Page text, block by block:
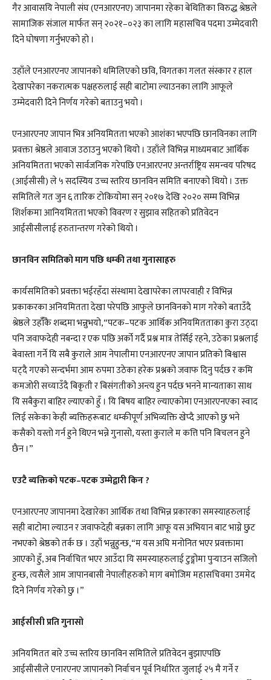
गैर आवासयि नेपाली संघ (एनआरएनए) जापानमा रहेका बेथितिका विरुद्ध श्रेष्ठले
सामाजिक संजाल मार्फत सन् २०२१–०२३ का लागि महासचिव पदमा उम्मेदवारी
दिने घोषणा गर्नुभएको हो ।
उहाँले एनआरएनए जापानको धमिलिएको छवि, विगतका गलत संस्कार र हाल
देखापरेका नकरात्मक पक्षहरुलाई सही बाटोमा ल्याउनका लागि आफूले
उम्मेदवारी दिने निर्णय गरेको बताउनु भयो ।
एनआरएनए जापान भित्र अनियमितता भएको आशंका भएपछि छानविनका लागि
प्रवक्ता श्रेष्ठले आवाज उठाउनु भएको थियो । उहाँले विभिन्न माध्यमबाट आर्थिक
अनियमितता भएको सार्वजनिक गरेपछि एनआरएनए अन्तर्राष्ट्रिय समन्वय परिषद
(आईसीसी) ले ५ सदस्यिय उच्च स्तरिय छानविन समिति बनाएको थियो । उक्त
समितिले गत जुन ६ तारिक टोकियोमा सन् २०१७ देखि २०२० सम्म विभिन्न
शिर्शकमा आनियमितता भएको विवरण र सुझाव सहितको प्रतिवेदन
आईसीसीलाई हरुतान्तरण गरेको थियो ।
छानविन समितिको माग पछि धम्की तथा गुनासाहरु
कार्यसमितिको प्रवक्ता भईरहँदा संस्थामा देखापरेका लापरवाही र विभिन्न
प्रकाकरका अनियमितता देखा परेपछि आफुले छानविनको माग गरेको बताउँदै
श्रेष्ठले उहाँँकै शब्दमा भन्नुभयो,“पटक–पटक आर्थिक अनियमितताका कुरा उठ्दा
पनि जवाफदेही नबन्दा र एक पछि अर्को गर्दै प्रश्न मात्र तेर्सिई रहने, उठेका प्रश्नलाई
बेवास्ता गर्ने यि सबै कुराले आम नेपालीमा एनआरएनए जापान प्रतिको बिश्वास
घट्दै गएको सन्दर्भमा आम रुपमा उठेका हरेक प्रश्नको जवाफ दिनु पर्दछ र कमि
कमजोरी सच्याउँदै बिकृती र बिसंगतीको अन्त्य हुन पर्दछ भनने मान्यताका साथ
यि सबैकुरा बाहिर ल्याएको हुँ । यि बिषय बाहिर ल्याएकोमा एनआरएनएका स्वाद
लिई सकेका केही ब्यक्तिहरूबाट धम्कीपूर्ण अभिव्यक्ति खेप्दै आएको छु भने
कसैको यस्तो गर्न हुने थिएन भन्ने गुनासो, यस्ता कुराले म कत्ति पनि बिचलन हुने
छैन ।”
एउटै ब्यक्तिको पटक–पटक उम्मेद्वारी किन ?
एनआरएनए जापानमा देखारेका आर्थिक तथा विभिन्न प्रकारका समस्याहरुलाई
सही बाटोमा ल्याउन र जवाफदेही बन्नका लागि आफू यस अभियान बाट भाग्ने छुट
नभएको श्रेष्ठको तर्क छ । उहाँ भन्नुहुन्छ,“म यस अघि मनोनित भएर प्रवक्तामा
आएको हुँ, अब निर्वाचित भएर आउँदा यि समस्याहरुलाई टुङ्गोमा पुर्‍याउन सजिलो
हुन्छ, त्यसैले आम जापानबासी नेपालीहरुको माग बमोजिम महासचिवमा उममेद
दिने निर्णय गरेको छु ।”
आईसीसी प्रति गुनासो
अनियमितत बारे उच्च स्तरिय छानविन समितिले प्रतिवेदन बुझाएपछि
आईसीसीले एनारएनए जापानको निर्वाचन पूर्व निर्धारित जुलाई २५ मै गर्ने र